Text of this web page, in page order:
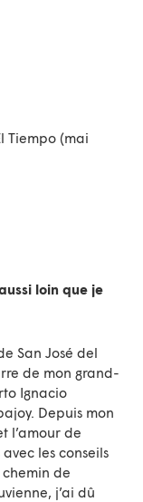
Tiempo (mai
loin que je
San José del
de mon grand-
Ignacio
Depuis mon
l’amour de
les conseils
de
j’ai dû